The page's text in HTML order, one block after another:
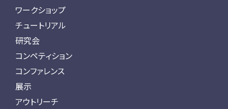
ワークショップ
チュートリアル
研究会
コンペティション
コンファレンス
展示
アウトリーチ